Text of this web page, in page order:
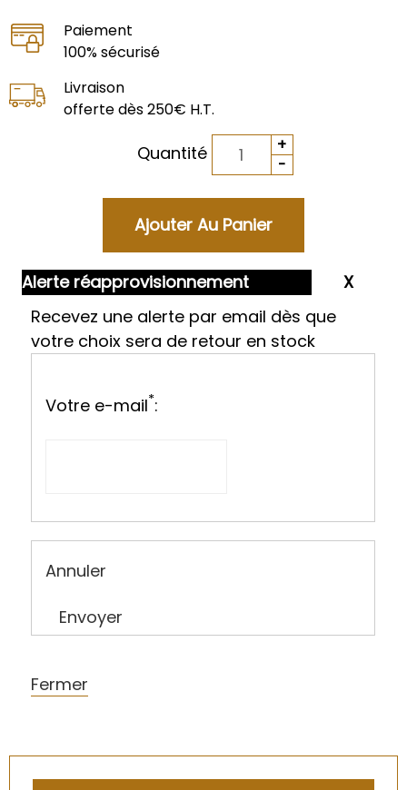
Paiement
100% sécurisé
Livraison
offerte dès 250€ H.T.
Quantité
Alerte réapprovisionnement
Recevez une alerte par email dès que
votre choix sera de retour en stock
Votre e-mail*:
Annuler
Envoyer
Fermer